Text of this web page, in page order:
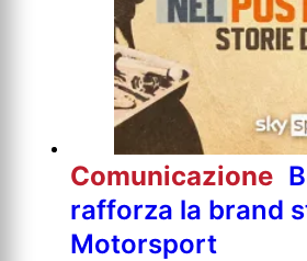
Comunicazione
rafforza la brand
Motorsport